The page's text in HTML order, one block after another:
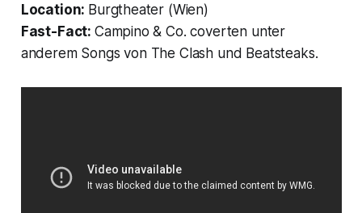
Location: Burgtheater (Wien)
Fast-Fact: Campino & Co. coverten unter
anderem Songs von The Clash und Beatsteaks.